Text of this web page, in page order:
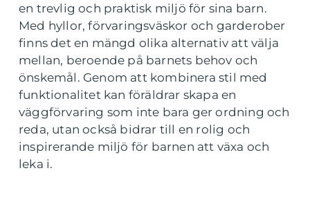
en trevlig och praktisk miljö för sina barn.
Med hyllor, förvaringsväskor och garderober
finns det en mängd olika alternativ att välja
mellan, beroende på barnets behov och
önskemål. Genom att kombinera stil med
funktionalitet kan föräldrar skapa en
väggförvaring som inte bara ger ordning och
reda, utan också bidrar till en rolig och
inspirerande miljö för barnen att växa och
leka i.